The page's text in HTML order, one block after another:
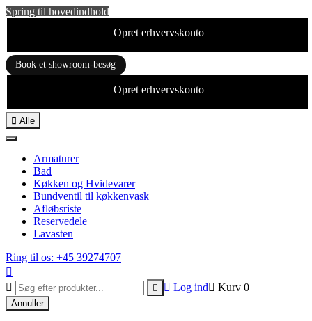
Spring til hovedindhold
Opret erhvervskonto
Book et showroom-besøg
Opret erhvervskonto
 Alle
Armaturer
Bad
Køkken og Hvidevarer
Bundventil til køkkenvask
Afløbsriste
Reservedele
Lavasten
Ring til os: +45 39274707



Annuller
 Log ind Kurv 0